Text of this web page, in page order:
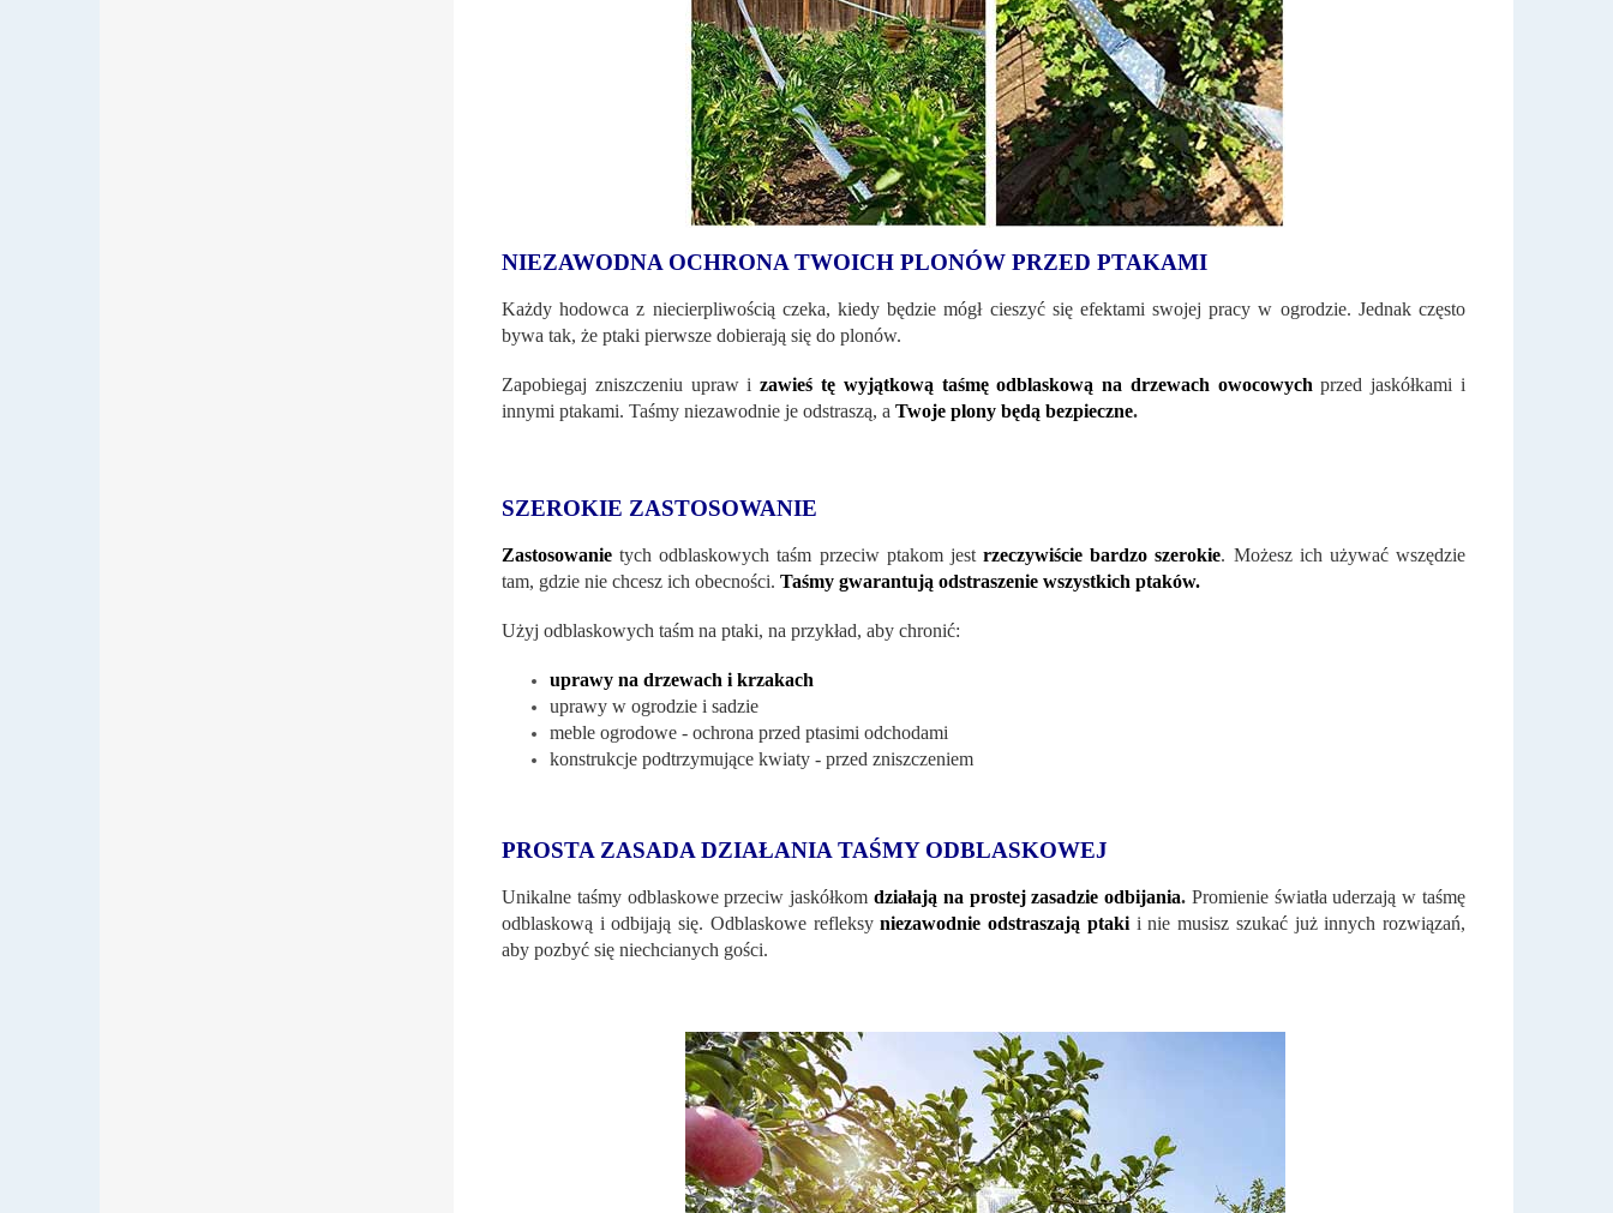
NIEZAWODNA OCHRONA TWOICH PLONÓW PRZED PTAKAMI
Każdy hodowca z niecierpliwością czeka, kiedy będzie mógł cieszyć się efektami swojej pracy w ogrodzie. Jednak często
bywa tak, że ptaki pierwsze dobierają się do plonów.
Zapobiegaj zniszczeniu upraw i zawieś tę wyjątkową taśmę odblaskową na drzewach owocowych przed jaskółkami i
innymi ptakami. Taśmy niezawodnie je odstraszą, a Twoje plony będą bezpieczne.
SZEROKIE ZASTOSOWANIE
Zastosowanie tych odblaskowych taśm przeciw ptakom jestrzeczywiście bardzo szerokie. Możesz ich używać wszędzie
tam, gdzie nie chcesz ich obecności. Taśmy gwarantują odstraszenie wszystkich ptaków.
Użyj odblaskowych taśm na ptaki, na przykład, aby chronić:
uprawy na drzewach i krzakach
uprawy w ogrodzie i sadzie
meble ogrodowe - ochrona przed ptasimi odchodami
konstrukcje podtrzymujące kwiaty - przed zniszczeniem
PROSTA ZASADA DZIAŁANIA TAŚMY ODBLASKOWEJ
Unikalne taśmy odblaskowe przeciw jaskółkom działają na prostej zasadzie odbijania. Promienie światła uderzają w taśmę
odblaskową i odbijają się. Odblaskowe refleksyniezawodnie odstraszają ptaki i nie musisz szukać już innych rozwiązań,
aby pozbyć się niechcianych gości.